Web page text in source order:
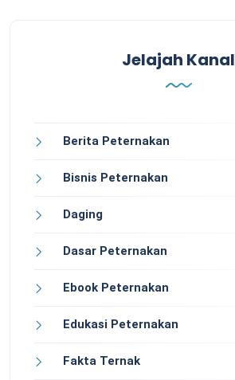
Jelajah Kanal
Berita Peternakan
Bisnis Peternakan
Daging
Dasar Peternakan
Ebook Peternakan
Edukasi Peternakan
Fakta Ternak